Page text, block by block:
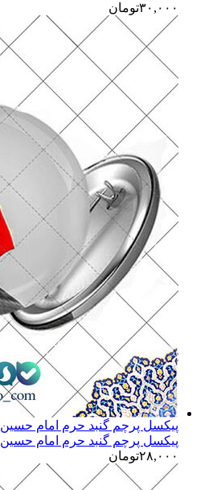
۳۰,۰۰۰تومان
پیکسل پرچم گنبد حرم امام حسین
پیکسل پرچم گنبد حرم امام حسین
۲۸,۰۰۰تومان